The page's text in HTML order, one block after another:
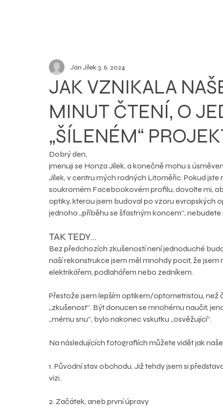
JAK VZNIKALA
MINUT ČTENÍ, O
„ŠÍLENÉM“
Jan Jílek 3. 6. 2024
Dobrý den,
jmenuji se Honza Jílek, a konečně mohu s
Jílek, v centru mých rodných Litoměřic. Pokud jste
soukromém Facebookovém profilu, dovolte mi,
optiky, kterou jsem budoval po vzoru evropských
jednoho „příběhu se šťastným koncem“,
TAK TEDY…
Bez předchozích zkušeností není jednoduché
naší rekonstrukce jsem měl mnohdy pocit, že
elektrikářem, podlahářem nebo zedníkem.
Přestože jsem lepším optikem/optometristou, než
„zkušenost“. Být donucen se mnohému naučit,
„mému snu“, bylo nakonec vskutku „osvěžující“.
Na následujících fotografiích můžete vidět jak
1. Původní stav obchodu. Již tehdy jsem si
vizi.
2. Začátek, aneb první úpravy